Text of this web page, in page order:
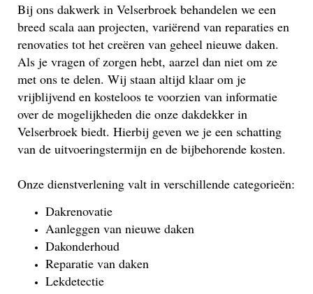
Bij ons dakwerk in Velserbroek behandelen we een
breed scala aan projecten, variërend van reparaties en
renovaties tot het creëren van geheel nieuwe daken.
Als je vragen of zorgen hebt, aarzel dan niet om ze
met ons te delen. Wij staan altijd klaar om je
vrijblijvend en kosteloos te voorzien van informatie
over de mogelijkheden die onze dakdekker in
Velserbroek biedt. Hierbij geven we je een schatting
van de uitvoeringstermijn en de bijbehorende kosten.
Onze dienstverlening valt in verschillende categorieën:
Dakrenovatie
Aanleggen van nieuwe daken
Dakonderhoud
Reparatie van daken
Lekdetectie